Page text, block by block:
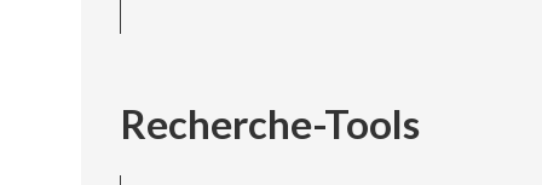
Recherche-Tools